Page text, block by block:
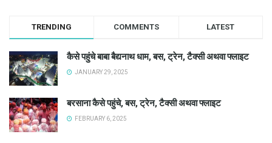
TRENDING COMMENTS LATEST
कैसे पहुंचे बाबा बैद्यनाथ धाम, बस, ट्रेन, टैक्सी अथवा फ्लाइट
JANUARY 29, 2025
बरसाना कैसे पहुंचे, बस, ट्रेन, टैक्सी अथवा फ्लाइट
FEBRUARY 6, 2025